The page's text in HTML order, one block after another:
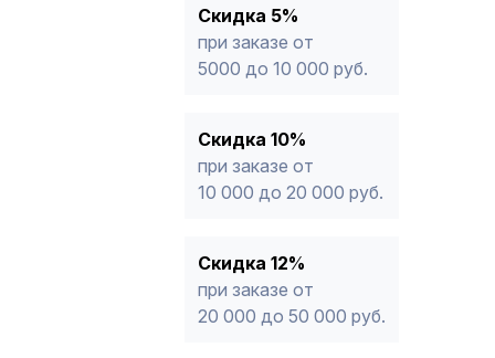
* -Для заказов, состоящих
продукции, максимальная скидка
Скидка 5%
при заказе от
5000 до 10 000 руб.
Скидка 10%
при заказе от
10 000 до 20 000 руб.
Скидка 12%
при заказе от
20 000 до 50 000 руб.